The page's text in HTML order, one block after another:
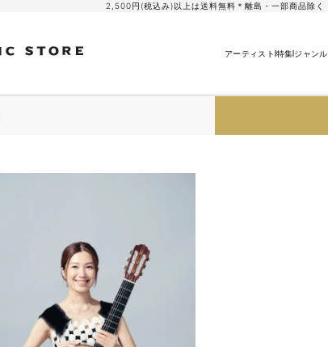
2,500円(税込み)以上は送料無料＊離島・一部商品除く
アーティスト 特集 ジャンル